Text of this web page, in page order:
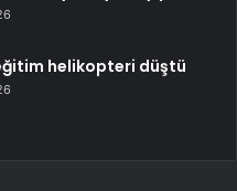
helikopteri düştü